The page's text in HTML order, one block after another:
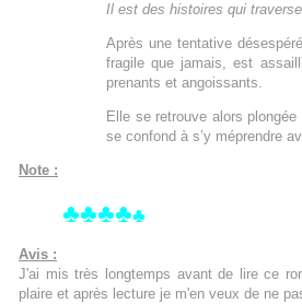
Il est des histoires qui
Après une tentative
fragile que jamais, est
prenants et angoissants.
Elle se retrouve alors
se confond à s’y méprendre
Note :
♣♣♣♣♣
Avis :
J'ai mis très longtemps avant de lire ce
plaire et après lecture je m'en veux de ne